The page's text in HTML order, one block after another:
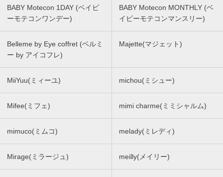
BABY Motecon 1DAY (ベイビ
ーモテコンワンデー)
BABY Motecon MONTHLY (ベ
イビーモテコンマンスリー)
Belleme by Eye coffret (ベルミ
ー by アイコフレ)
Majette(マジェット)
MiiYuu(ミィーユ) michou(ミシュー)
Mifee(ミフェ) mimi charme(ミミシャルム)
mimuco(ミムコ) melady(ミレディ)
Mirage(ミラージュ) meilly(メイリー)